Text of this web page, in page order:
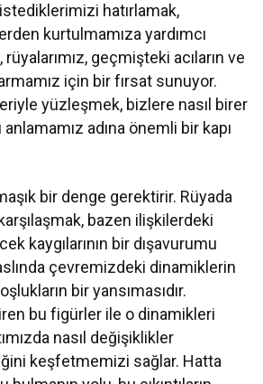
hatırlamak,
kurtulmamıza yardımcı
rüyalarımız, geçmişteki acıların ve
için bir fırsat sunuyor.
yüzleşmek, bizlere nasıl birer
adına önemli bir kapı
bir denge gerektirir. Rüyada
karşılaşmak, bazen ilişkilerdeki
kaygılarının bir dışavurumu
çevremizdeki dinamiklerin
bir yansımasıdır.
bu figürler ile o dinamikleri
nasıl değişiklikler
keşfetmemizi sağlar. Hatta